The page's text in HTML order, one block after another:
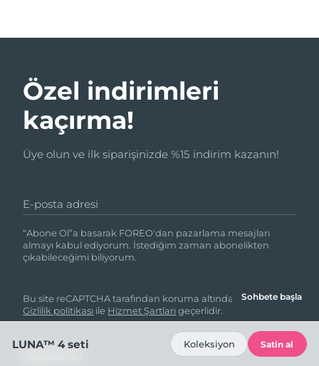
Özel indirimleri
kaçırma!
Üye olun ve ilk siparişinizde %15 indirim kazanın!
E-posta adresi
“Abone Ol”a basarak FOREO'dan pazarlama mesajları
almayı kabul ediyorum. İstediğim zaman abonelikten
çıkabileceğimi biliyorum.
Bu site reCAPTCHA tarafından koruma altındadır ve Google
Gizlilik politikası ile Hizmet Şartlarıgeçerlidir.
Sohbete başla
LUNA™ 4 seti Koleksiyon Satin al